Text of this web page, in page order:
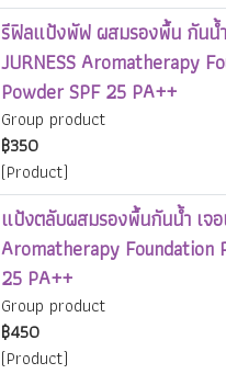
รีฟิลแป้งพัฟ ผสมรองพื้น กันน้
JURNESS Aromatherapy
Powder SPF 25 PA++
Group product
฿350
(Product)
แป้งตลับผสมรองพื้นกันน้ำ เจอ
Aromatherapy Foundation
25 PA++
Group product
฿450
(Product)